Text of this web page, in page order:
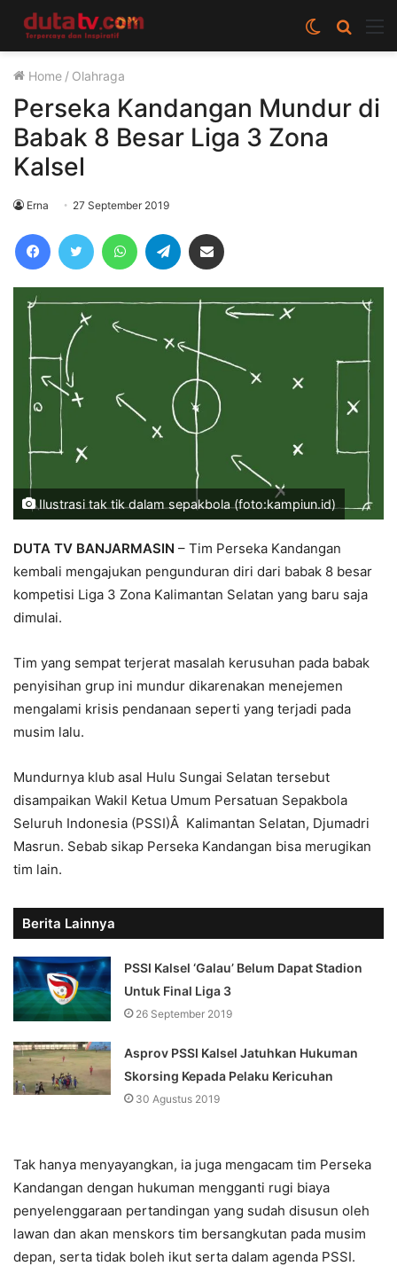
Cari
berita
Switch
skin
Home / Olahraga
Perseka Kandangan Mundur di
Babak 8 Besar Liga 3 Zona
Kalsel
Erna 27 September 2019
FacebookTwitter WhatsAppTelegram
Ilustrasi tak tik dalam sepakbola (foto:kampiun.id)
DUTA TV BANJARMASIN – Tim Perseka Kandangan
kembali mengajukan pengunduran diri dari babak 8 besar
kompetisi Liga 3 Zona Kalimantan Selatan yang baru saja
dimulai.
Tim yang sempat terjerat masalah kerusuhan pada babak
penyisihan grup ini mundur dikarenakan menejemen
mengalami krisis pendanaan seperti yang terjadi pada
musim lalu.
Mundurnya klub asal Hulu Sungai Selatan tersebut
disampaikan Wakil Ketua Umum Persatuan Sepakbola
Seluruh Indonesia (PSSI)Â Kalimantan Selatan, Djumadri
Masrun. Sebab sikap Perseka Kandangan bisa merugikan
tim lain.
Berita Lainnya
PSSI Kalsel ‘Galau’ Belum Dapat Stadion
Untuk Final Liga 3
26 September 2019
Asprov PSSI Kalsel Jatuhkan Hukuman
Skorsing Kepada Pelaku Kericuhan
30 Agustus 2019
Tak hanya menyayangkan, ia juga mengacam tim Perseka
Kandangan dengan hukuman mengganti rugi biaya
penyelenggaraan pertandingan yang sudah disusun oleh
lawan dan akan menskors tim bersangkutan pada musim
depan, serta tidak boleh ikut serta dalam agenda PSSI.